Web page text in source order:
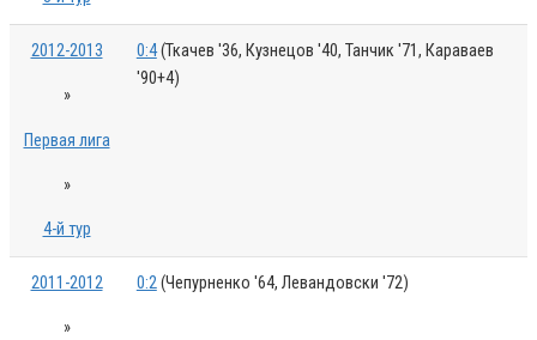
2012-2013
»
Первая лига
»
4-й тур
0:4(Ткачев '36, Кузнецов '40, Танчик '71, Караваев
'90+4)
2011-2012
»
0:2(Чепурненко '64, Левандовски '72)